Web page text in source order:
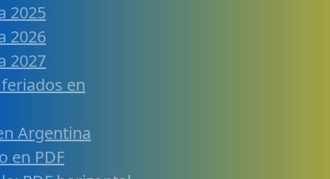
2025
2026
2027
en
Argentina
en PDF